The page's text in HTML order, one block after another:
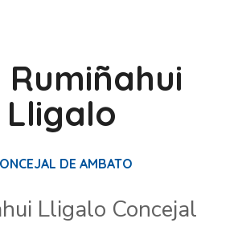
Rumiñahui
Lligalo
DE AMBATO
Lligalo Concejal